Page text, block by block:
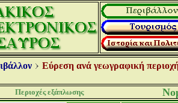
Εύρεση ανά γεωγραφική
Περιοχές εξάπλωσης